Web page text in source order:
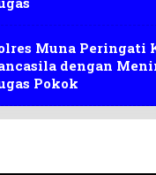
Muna Peringati
dengan
Pokok